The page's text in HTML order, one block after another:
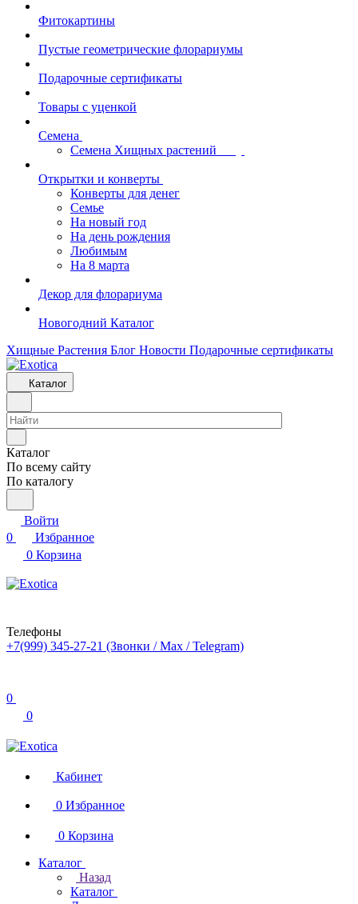
Фитокартины
Пустые геометрические флорариумы
Подарочные сертификаты
Товары с уценкой
Семена
Семена Хищных растений
Открытки и конверты
Конверты для денег
Семье
На новый год
На день рождения
Любимым
На 8 марта
Декор для флорариума
Новогодний Каталог
Хищные Растения Блог Новости Подарочные сертификаты
Каталог
Каталог
По всему сайту
По каталогу
Войти
0
Избранное
0 Корзина
Телефоны
+7(999) 345-27-21 (Звонки / Max / Telegram)
0
0
Кабинет
0 Избранное
0 Корзина
Каталог
Назад
Каталог